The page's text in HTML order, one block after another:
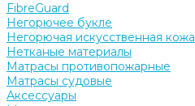
FibreGuard
Негорючее букле
Негорючая искусственная кожа
Нетканые материалы
Матрасы противопожарные
Матрасы судовые
Аксессуары